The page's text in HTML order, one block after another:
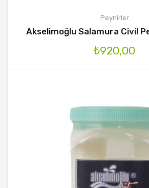
Peynirler
Akselimoğlu Salamura Civil
₺920,00